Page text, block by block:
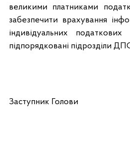
великими платниками
забезпечити врахування
індивідуальних
підпорядковані підрозділи
Заступник